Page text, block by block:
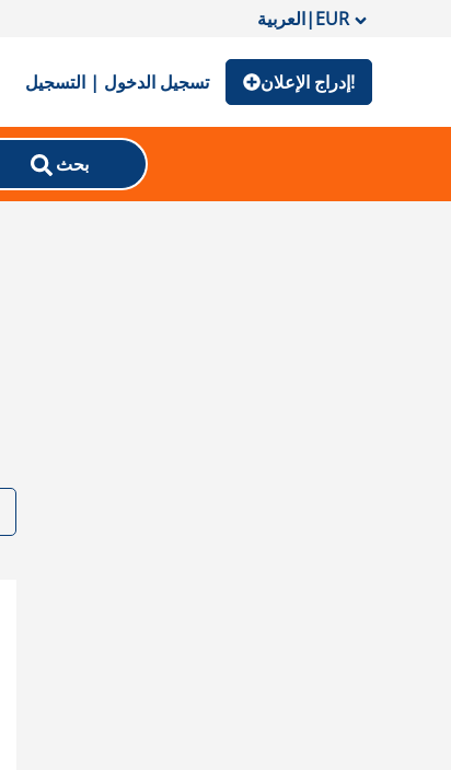
العربية|EUR
تسجيل الدخول | التسجيل إدراج الإعلان!
بحث